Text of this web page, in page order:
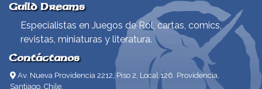
Guild Dreams
Especialistas en Juegos de Rol, cartas, comics,
revistas, miniaturas y literatura.
Contáctanos
Av. Nueva Providencia 2212, Piso 2, Local 126. Providencia,
Santiago, Chile.